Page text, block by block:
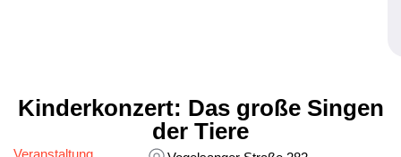
Kinderkonzert: Das große Singen
der Tiere